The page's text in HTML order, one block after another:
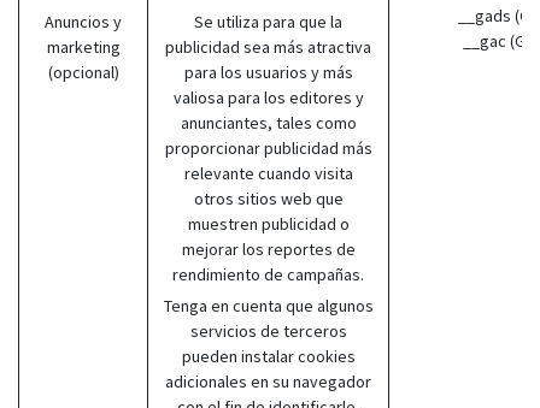
Anuncios y
marketing
(opcional)
Se utiliza para que la
publicidad sea más atractiva
para los usuarios y más
valiosa para los editores y
anunciantes, tales como
proporcionar publicidad más
relevante cuando visita
otros sitios web que
muestren publicidad o
mejorar los reportes de
rendimiento de campañas.
Tenga en cuenta que algunos
servicios de terceros
pueden instalar cookies
adicionales en su navegador
__gads
__gac